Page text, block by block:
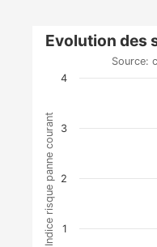
Indice risque panne courant
Evolution des
Source:
1
2
3
4